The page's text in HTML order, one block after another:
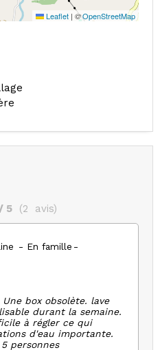
Leaflet | ©OpenStreetMap
/ 5 (2 avis)
En famille
box obsolète. lave
durant la semaine.
à régler ce qui
d'eau importante.
personnes